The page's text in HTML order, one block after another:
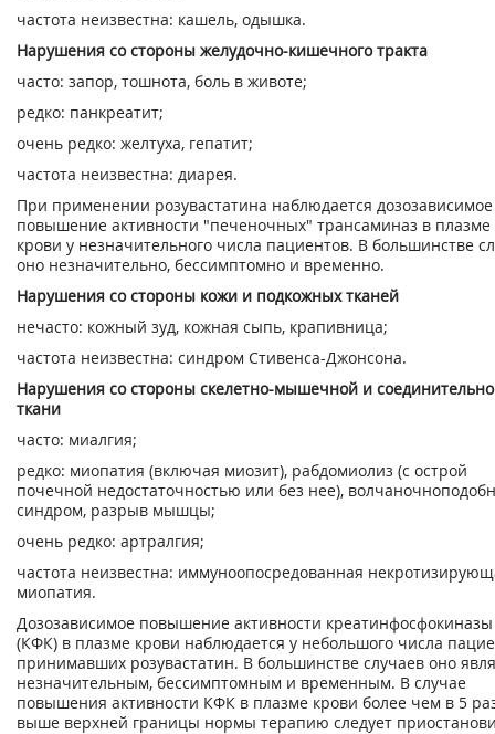
частота неизвестна: кашель, одышка.
Нарушения со стороны желудочно-кишечного тракта
часто: запор, тошнота, боль в животе;
редко: панкреатит;
очень редко: желтуха, гепатит;
частота неизвестна: диарея.
При применении розувастатина наблюдается дозозависимое
повышение активности "печеночных" трансаминаз в плазме
крови у незначительного числа пациентов. В большинстве
оно незначительно, бессимптомно и временно.
Нарушения со стороны кожи и подкожных тканей
нечасто: кожный зуд, кожная сыпь, крапивница;
частота неизвестна: синдром Стивенса-Джонсона.
Нарушения со стороны скелетно-мышечной и
ткани
часто: миалгия;
редко: миопатия (включая миозит), рабдомиолиз (с острой
почечной недостаточностью или без нее),
синдром, разрыв мышцы;
очень редко: артралгия;
частота неизвестна: иммуноопосредованная
миопатия.
Дозозависимое повышение активности креатинфосфокиназы
(КФК) в плазме крови наблюдается у небольшого числа
принимавших розувастатин. В большинстве случаев оно
незначительным, бессимптомным и временным. В случае
повышения активности КФК в плазме крови более чем в 5
выше верхней границы нормы терапию следует